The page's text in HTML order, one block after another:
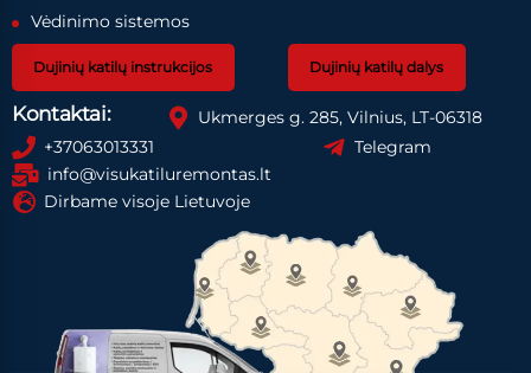
Vėdinimo sistemos
Dujinių katilų instrukcijos Dujinių katilų dalys
Kontaktai:
Ukmerges g. 285, Vilnius, LT-06318
+37063013331
Telegram
info@visukatiluremontas.lt
Dirbame visoje Lietuvoje